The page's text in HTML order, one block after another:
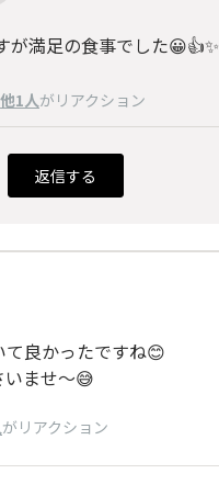
が満足の食事でした😀👍✨
他1人がリアクション
返信する
良かったですね😊
ませ〜😅
がリアクション